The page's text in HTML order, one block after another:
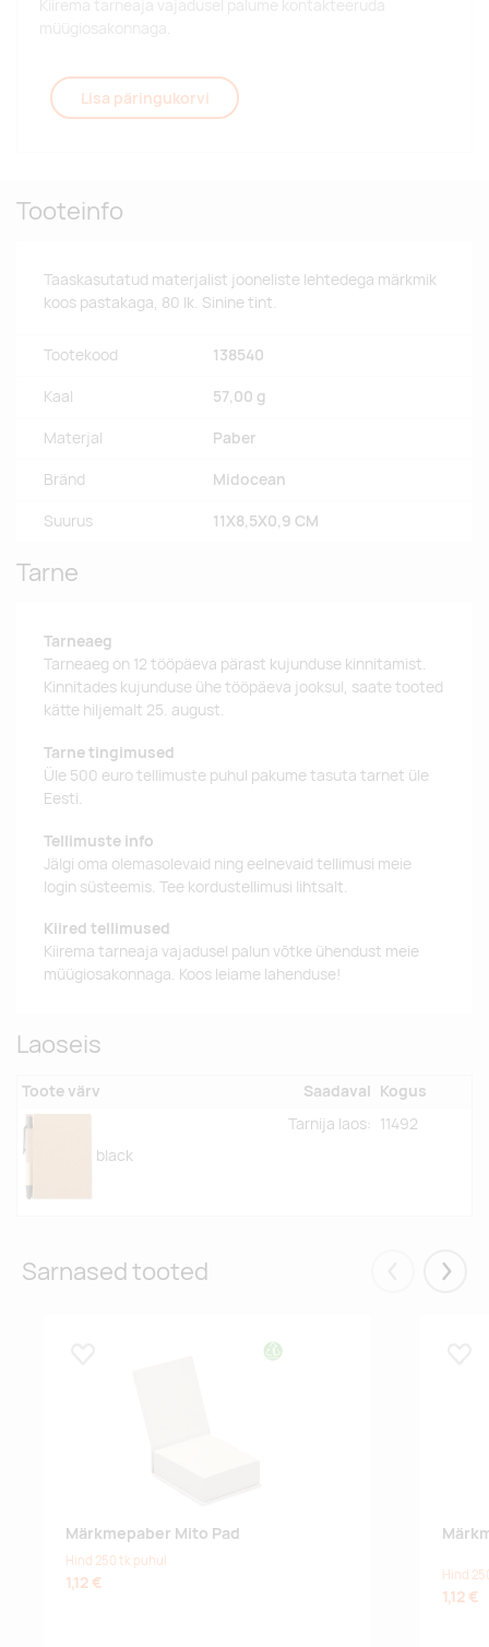
Kiirema tarneaja vajadusel palume kontakteeruda
müügiosakonnaga.
Lisa päringukorvi
Tooteinfo
Taaskasutatud materjalist jooneliste lehtedega märkmik
koos pastakaga, 80 lk. Sinine tint.
Tootekood 138540
Kaal 57,00 g
Materjal Paber
Bränd Midocean
Suurus 11X8,5X0,9 CM
Tarne
Tarneaeg
Tarneaeg on 12 tööpäeva pärast kujunduse kinnitamist.
Kinnitades kujunduse ühe tööpäeva jooksul, saate tooted
kätte hiljemalt 25. august.
Tarne tingimused
Üle 500 euro tellimuste puhul pakume tasuta tarnet üle
Eesti.
Tellimuste info
Jälgi oma olemasolevaid ning eelnevaid tellimusi meie
login süsteemis. Tee kordustellimusi lihtsalt.
Kiired tellimused
Kiirema tarneaja vajadusel palun võtke ühendust meie
müügiosakonnaga. Koos leiame lahenduse!
Laoseis
Toote värv Saadaval Kogus
black
Tarnija laos: 11492
Sarnased tooted Eelmised
Märkmepaber Mito Pad
Hind 250 tk puhul
1,12 € Hind
1,12 €